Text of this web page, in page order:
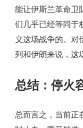
能让伊斯兰革命卫
们几乎已经等同于
义这场战争的。对
列和伊朗来说，这
总结：停火
总而言之，当前正